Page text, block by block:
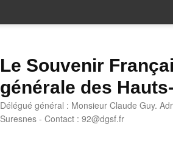
Le Souvenir
générale des
Délégué général : Monsieur Claude Guy.
Suresnes - Contact : 92@dgsf.fr